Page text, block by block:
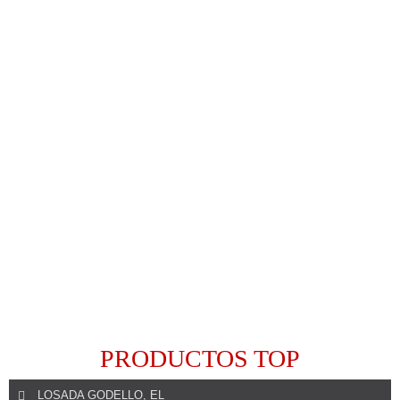
PRODUCTOS TOP
LOSADA GODELLO, EL